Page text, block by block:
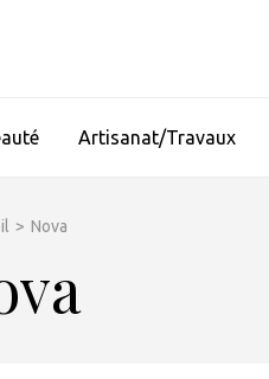
Artisanat/Travaux
> Nova